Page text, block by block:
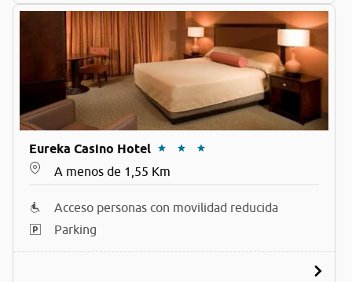
Eureka Casino Hotel
A menos de 1,55 Km
Acceso personas con movilidad reducida
Parking